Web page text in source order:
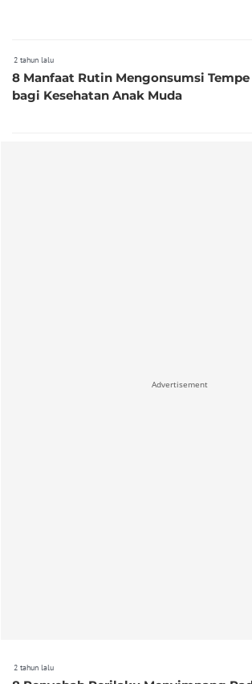
2 tahun lalu
8 Manfaat Rutin Mengonsumsi Tempe
bagi Kesehatan Anak Muda
Advertisement
2 tahun lalu